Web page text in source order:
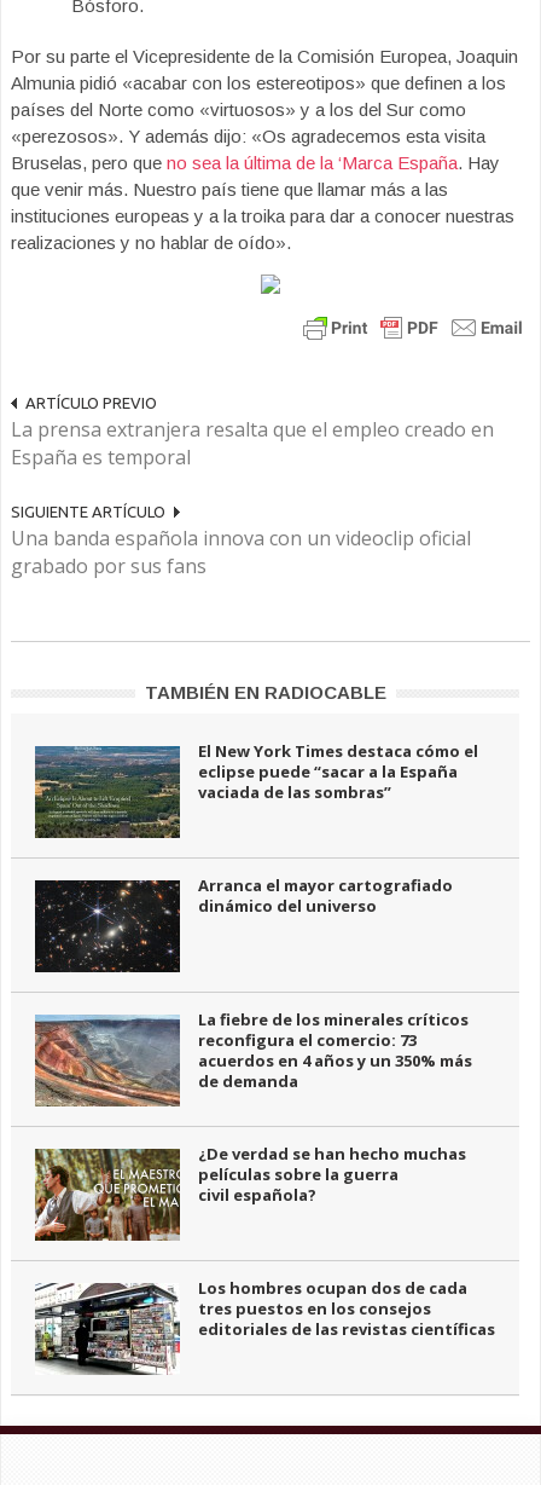
Bósforo.
Por su parte el Vicepresidente de la Comisión Europea, Joaquin
Almunia pidió «acabar con los estereotipos» que definen a los
países del Norte como «virtuosos» y a los del Sur como
«perezosos». Y además dijo: «Os agradecemos esta visita
Bruselas, pero que no sea la última de la ‘Marca España. Hay
que venir más. Nuestro país tiene que llamar más a las
instituciones europeas y a la troika para dar a conocer nuestras
realizaciones y no hablar de oído».
ARTÍCULO PREVIO
La prensa extranjera resalta que el empleo creado en
España es temporal
SIGUIENTE ARTÍCULO
Una banda española innova con un videoclip oficial
grabado por sus fans
TAMBIÉN EN RADIOCABLE
El New York Times destaca cómo el
eclipse puede “sacar a la España
vaciada de las sombras”
Arranca el mayor cartografiado
dinámico del universo
La fiebre de los minerales críticos
reconfigura el comercio: 73
acuerdos en 4 años y un 350% más
de demanda
¿De verdad se han hecho muchas
películas sobre la guerra
civil española?
Los hombres ocupan dos de cada
tres puestos en los consejos
editoriales de las revistas científicas